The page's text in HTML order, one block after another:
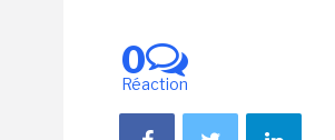
0
Réaction